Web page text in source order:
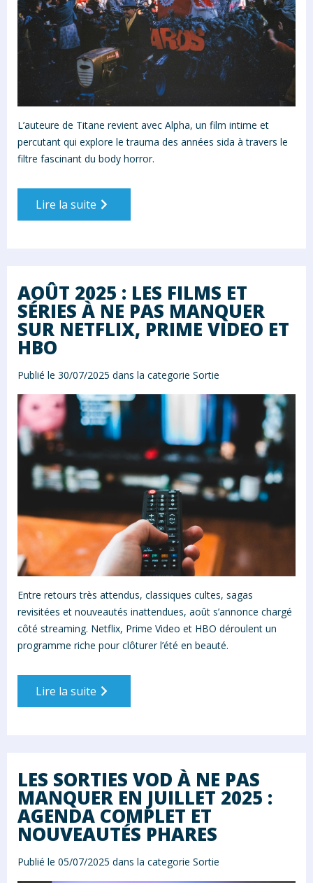
L’auteure de Titane revient avec Alpha, un film intime et
percutant qui explore le trauma des années sida à travers le
filtre fascinant du body horror.
Lire la suite
AOÛT 2025 : LES FILMS ET
SÉRIES À NE PAS MANQUER
SUR NETFLIX, PRIME VIDEO ET
HBO
Publié le 30/07/2025 dans la categorie Sortie
Entre retours très attendus, classiques cultes, sagas
revisitées et nouveautés inattendues, août s’annonce chargé
côté streaming. Netflix, Prime Video et HBO déroulent un
programme riche pour clôturer l’été en beauté.
Lire la suite
LES SORTIES VOD À NE PAS
MANQUER EN JUILLET 2025 :
AGENDA COMPLET ET
NOUVEAUTÉS PHARES
Publié le 05/07/2025 dans la categorie Sortie